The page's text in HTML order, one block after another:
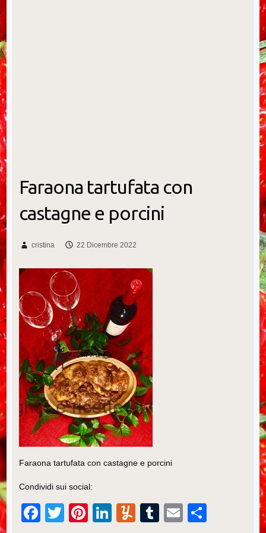
Faraona tartufata con
castagne e porcini
cristina 22 Dicembre 2022
Faraona tartufata con castagne e porcini
Condividi sui social:
F
T
Pi
Li
Y
T
E